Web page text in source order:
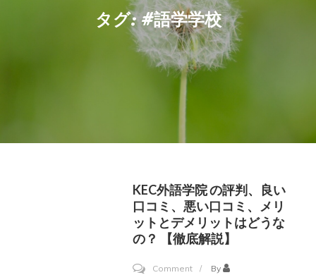
タグ:#語学学校
KEC外語学院 の評判、良い
口コミ、悪い口コミ、メリ
ットとデメリットはどうな
の？ 【徹底解説】
Commenton
By